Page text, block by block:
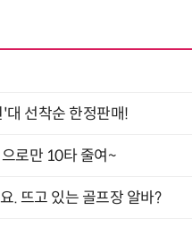
선착순 한정판매!
로만 10타 줄여~
. 뜨고 있는 골프장 알바?